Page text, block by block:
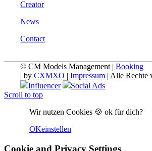
Creator
News
Contact
© CM Models Management |Booking
|byCXMXO |Impressum | Alle Rechte
Influencer
Social Ads
Scroll to top
Wir nutzen Cookies 🍪 ok für dich?
OKeinstellen
Cookie and Privacy Settings